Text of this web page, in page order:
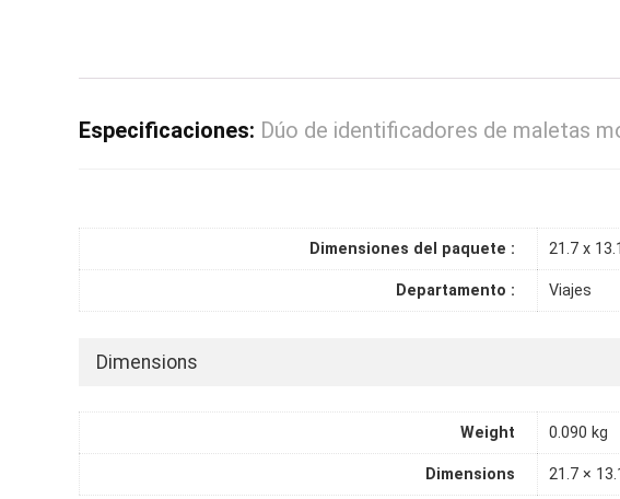
Especificaciones: Dúo de identificadores de maletas
Dimensiones del paquete : 21.7 x
Departamento : Viajes
Dimensions
Weight 0.090 kg
Dimensions 21.7 ×